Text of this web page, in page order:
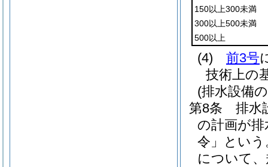
150以上300未満
300以上500未満
500以上
(4) 前3号
技術上の
(排水設備
第8条
排水
の計画が
令」という
について